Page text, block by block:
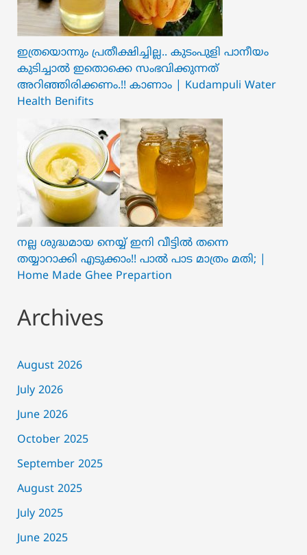
ഇത്രയൊന്നും പ്രതീക്ഷിച്ചില്ല.. ക‍ു‌ടംപുളി പാനീയം
കുടിച്ചാൽ ഇതൊക്കെ സംഭവിക്കുന്നത്
അറിഞ്ഞിരിക്കണം.!! കാണാം | Kudampuli Water
Health Benifits
നല്ല ശുദ്ധമായ നെയ്യ് ഇനി വീട്ടിൽ തന്നെ
തയ്യാറാക്കി എടുക്കാം!! പാൽ പാട മാത്രം മതി; |
Home Made Ghee Prepartion
Archives
August 2026
July 2026
June 2026
October 2025
September 2025
August 2025
July 2025
June 2025